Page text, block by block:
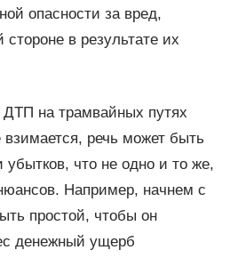
опасности за вред,
в результате их
на трамвайных путях
речь может быть
что не одно и то же,
Например, начнем с
простой, чтобы он
денежный ущерб